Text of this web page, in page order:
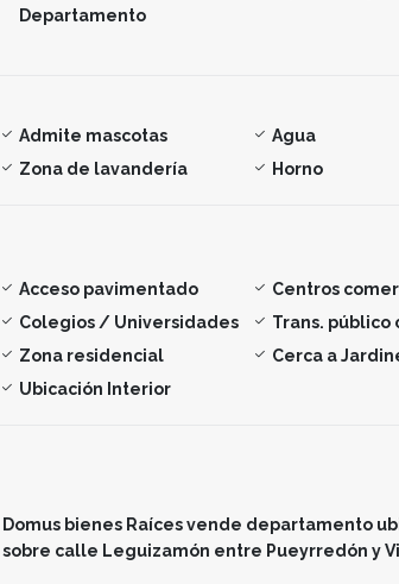
Departamento
Admite mascotas Agua
Zona de lavandería
Horno
Acceso pavimentado Centros
Colegios / Universidades
Trans. público
Zona residencial
Cerca a
Ubicación Interior
Domus bienes Raíces vende departamento
sobre calle Leguizamón entre Pueyrredón y